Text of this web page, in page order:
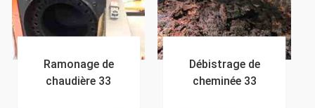
Ramonage de
chaudière 33
Débistrage de
cheminée 33